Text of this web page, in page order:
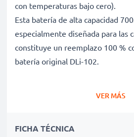
con temperaturas bajo cero).
Esta batería de alta capacidad
especialmente diseñada para las
constituye un reemplazo 100 %
batería original DLi-102.
✔ Batería recargable con gran
VER MÁS
FICHA TÉCNICA